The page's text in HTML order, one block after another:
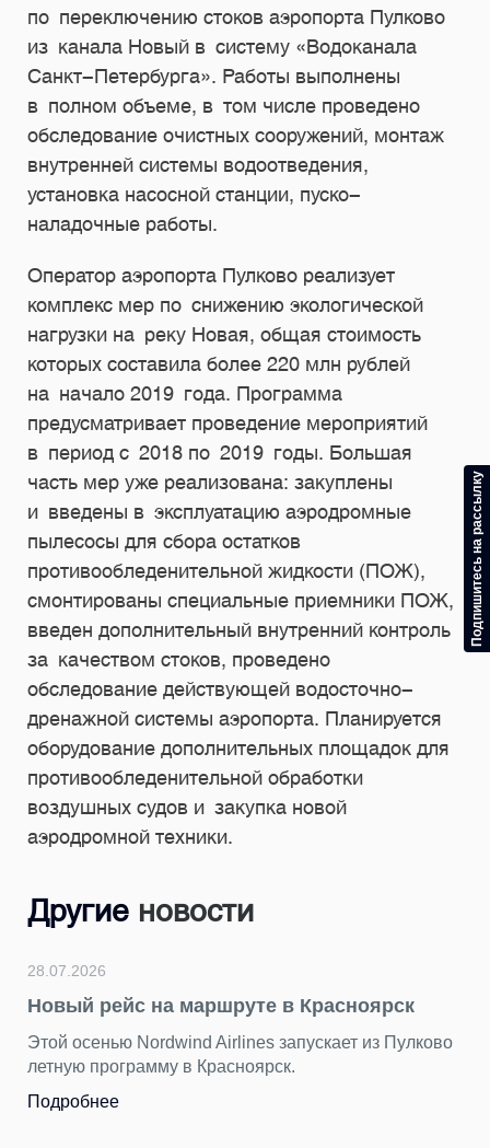
по переключению стоков аэропорта Пулково
из канала Новый в систему «Водоканала
Санкт-Петербурга». Работы выполнены
в полном объеме, в том числе проведено
обследование очистных сооружений, монтаж
внутренней системы водоотведения,
установка насосной станции, пуско-
наладочные работы.
Оператор аэропорта Пулково реализует
комплекс мер по снижению экологической
нагрузки на реку Новая, общая стоимость
которых составила более 220 млн рублей
на начало 2019 года. Программа
предусматривает проведение мероприятий
в период с 2018 по 2019 годы. Большая
часть мер уже реализована: закуплены
и введены в эксплуатацию аэродромные
пылесосы для сбора остатков
противообледенительной жидкости (ПОЖ),
смонтированы специальные приемники ПОЖ,
введен дополнительный внутренний контроль
за качеством стоков, проведено
обследование действующей водосточно-
дренажной системы аэропорта. Планируется
оборудование дополнительных площадок для
противообледенительной обработки
воздушных судов и закупка новой
аэродромной техники.
Другие новости
в Красноярск
запускает из Пулково
Подводим итоги
герой — Пулково»
За последние недели мы
Подпишитесь на рассылку